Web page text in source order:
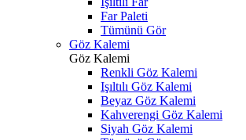
Far Paleti
Tümünü Gör
Göz Kalemi
Göz Kalemi
Renkli Göz Kalemi
Işıltılı Göz Kalemi
Beyaz Göz Kalemi
Kahverengi Göz Kalemi
Siyah Göz Kalemi